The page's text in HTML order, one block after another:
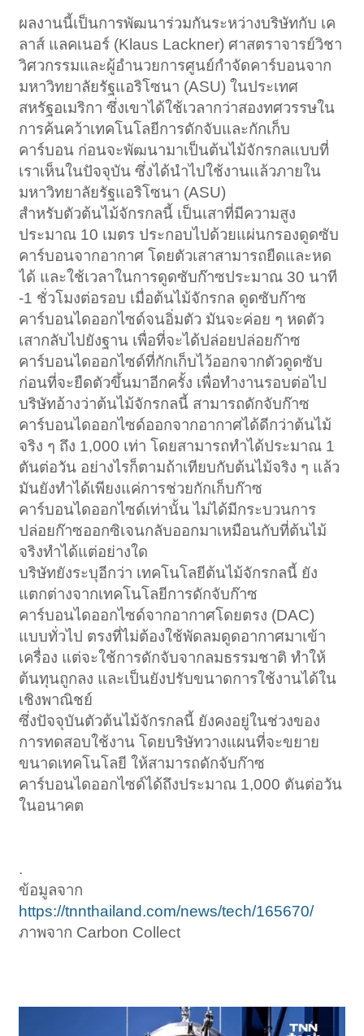
ผลงานนี้เป็นการพัฒนาร่วมกันระหว่างบริษัทกับ เค
ลาส์ แลคเนอร์ (Klaus Lackner) ศาสตราจารย์วิชา
วิศวกรรมและผู้อำนวยการศูนย์กำจัดคาร์บอนจาก
มหาวิทยาลัยรัฐแอริโซนา (ASU) ในประเทศ
สหรัฐอเมริกา ซึ่งเขาได้ใช้เวลากว่าสองทศวรรษใน
การค้นคว้าเทคโนโลยีการดักจับและกักเก็บ
คาร์บอน ก่อนจะพัฒนามาเป็นต้นไม้จักรกลแบบที่
เราเห็นในปัจจุบัน ซึ่งได้นำไปใช้งานแล้วภายใน
มหาวิทยาลัยรัฐแอริโซนา (ASU)
สำหรับตัวต้นไม้จักรกลนี้ เป็นเสาที่มีความสูง
ประมาณ 10 เมตร ประกอบไปด้วยแผ่นกรองดูดซับ
คาร์บอนจากอากาศ โดยตัวเสาสามารถยืดและหด
ได้ และใช้เวลาในการดูดซับก๊าซประมาณ 30 นาที
-1 ชั่วโมงต่อรอบ เมื่อต้นไม้จักรกล ดูดซับก๊าซ
คาร์บอนไดออกไซด์จนอิ่มตัว มันจะค่อย ๆ หดตัว
เสากลับไปยังฐาน เพื่อที่จะได้ปล่อยปล่อยก๊าซ
คาร์บอนไดออกไซด์ที่กักเก็บไว้ออกจากตัวดูดซับ
ก่อนที่จะยืดตัวขึ้นมาอีกครั้ง เพื่อทำงานรอบต่อไป
บริษัทอ้างว่าต้นไม้จักรกลนี้ สามารถดักจับก๊าซ
คาร์บอนไดออกไซด์ออกจากอากาศได้ดีกว่าต้นไม้
จริง ๆ ถึง 1,000 เท่า โดยสามารถทำได้ประมาณ 1
ตันต่อวัน อย่างไรก็ตามถ้าเทียบกับต้นไม้จริง ๆ แล้ว
มันยังทำได้เพียงแค่การช่วยกักเก็บก๊าซ
คาร์บอนไดออกไซด์เท่านั้น ไม่ได้มีกระบวนการ
ปล่อยก๊าซออกซิเจนกลับออกมาเหมือนกับที่ต้นไม้
จริงทำได้แต่อย่างใด
บริษัทยังระบุอีกว่า เทคโนโลยีต้นไม้จักรกลนี้ ยัง
แตกต่างจากเทคโนโลยีการดักจับก๊าซ
คาร์บอนไดออกไซด์จากอากาศโดยตรง (DAC)
แบบทั่วไป ตรงที่ไม่ต้องใช้พัดลมดูดอากาศมาเข้า
เครื่อง แต่จะใช้การดักจับจากลมธรรมชาติ ทำให้
ต้นทุนถูกลง และเป็นยังปรับขนาดการใช้งานได้ใน
เชิงพาณิชย์
ซึ่งปัจจุบันตัวต้นไม้จักรกลนี้ ยังคงอยู่ในช่วงของ
การทดสอบใช้งาน โดยบริษัทวางแผนที่จะขยาย
ขนาดเทคโนโลยี ให้สามารถดักจับก๊าซ
คาร์บอนไดออกไซด์ได้ถึงประมาณ 1,000 ตันต่อวัน
ในอนาคต
.
ข้อมูลจาก
https://tnnthailand.com/news/tech/165670/
ภาพจาก Carbon Collect